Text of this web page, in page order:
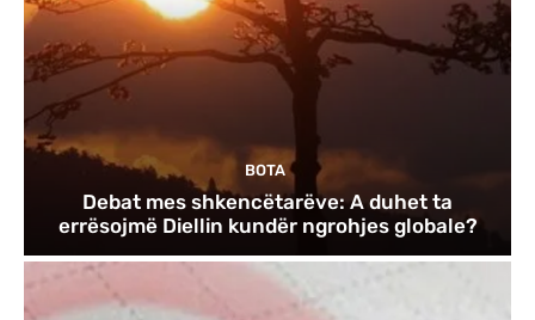
BOTA
Debat mes shkencëtarëve: A duhet ta
errësojmë Diellin kundër ngrohjes globale?